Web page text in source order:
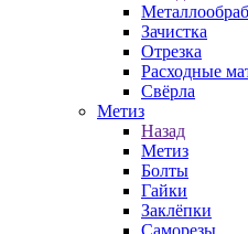
Зачистка
Отрезка
Расходные
Свёрла
Метиз
Назад
Метиз
Болты
Гайки
Заклёпки
Саморезы